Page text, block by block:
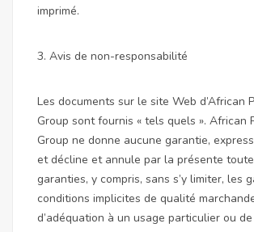
imprimé.
3. Avis de non-responsabilité
Les documents sur le site Web d’African
Group sont fournis « tels quels ». African
Group ne donne aucune garantie,
et décline et annule par la présente
garanties, y compris, sans s’y limiter, les
conditions implicites de qualité
d’adéquation à un usage particulier ou